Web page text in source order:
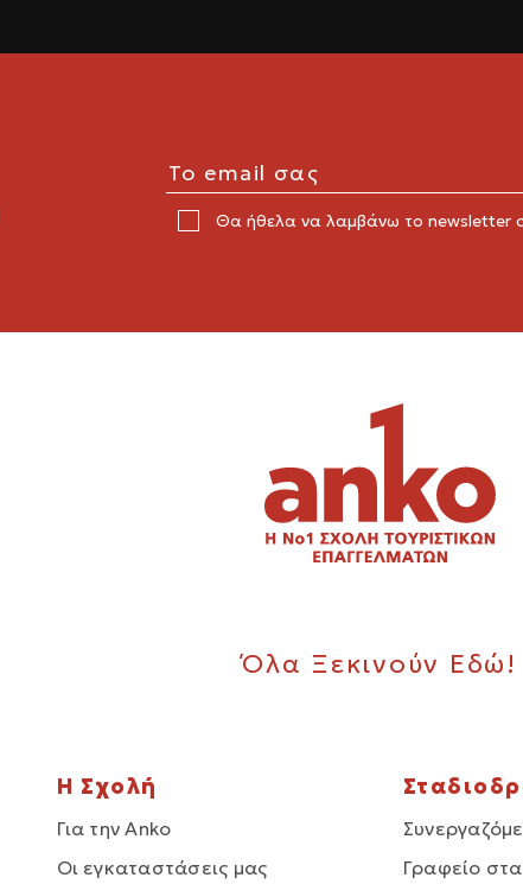
Θα ήθελα να λαμβάνω το newsletter
Όλα Ξεκινούν Εδώ!
Η Σχολή
Για την Anko
Οι εγκαταστάσεις μας
Γραφείο